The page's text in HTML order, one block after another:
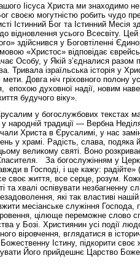
Іісуса Христа ми знаходимо
своєю могутністю робить чудо
Істинний Бог та Істинний
відновлення усього Всесвіту. Цей
здійснився у Боговтіленні
«Христос» відповідає
Особу, у Якій з’єдналися разом
Тривала ізраїльська історія у
Довга ніч гріховного полону
епохою духовної надії, новим
будучого віку».
у богослужбових текстах
народній традиції — Вербна
Христа в Єрусалимі, у нас
у храмі. Радість, слава, подяка
великому святі. Воно
За богослужінням у
в Господі, і ще кажу:
своє життя, все серце, розум.
та хвалі оспівувати незбагненну
які так властиві
месіанське служіння Господа,
цілюще переможне слово
у Бозі. Християнин усі події
віровчення, вглядатися в
Істину, підкорити
Його прийдешнє Царство